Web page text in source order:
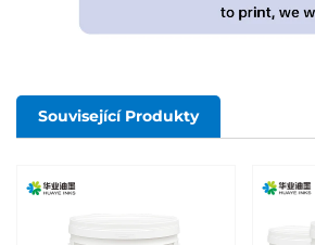
Související Produkty